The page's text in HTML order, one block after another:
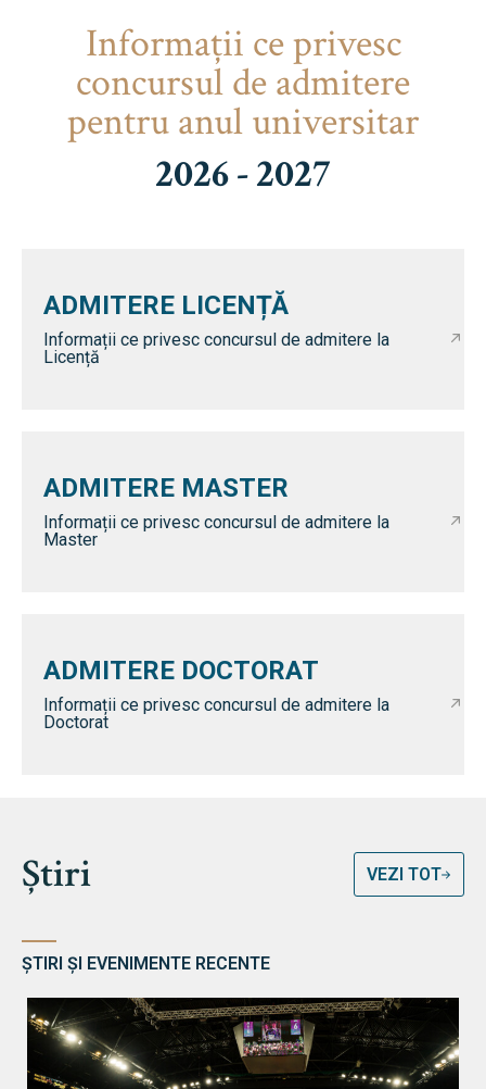
Informaţii ce privesc
concursul de admitere
pentru anul universitar
2026 - 2027
ADMITERE LICENȚĂ
Informații ce privesc concursul de admitere la
Licență
ADMITERE MASTER
Informații ce privesc concursul de admitere la
Master
ADMITERE DOCTORAT
Informații ce privesc concursul de admitere la
Doctorat
Știri VEZI TOT
ȘTIRI ȘI EVENIMENTE RECENTE